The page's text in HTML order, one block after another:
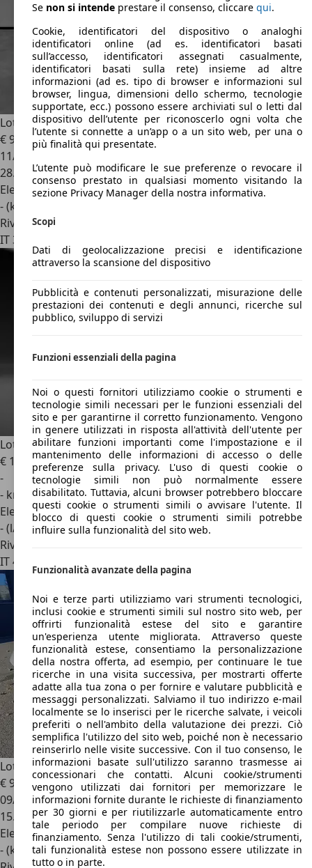
Lotus EletreR
€ 97.4001
11/2024
28.245 km
Elettrica
- (kWh/100 km)
Rivenditore
IT 38121
Lotus EletreX 2.0 H550
€ 121.0501
-
- km
Elettrica/Benzina
- (l/100 km)
Rivenditore
IT 41122
Modena
Lotus EletreEletre S
€ 91.0001
09/2025
15.000 km
Elettrica
- (kWh/100 km)
Se non si intende prestare il consenso, cliccare qui.
Cookie, identificatori del dispositivo o analoghi
identificatori online (ad es. identificatori basati
sull’accesso, identificatori assegnati casualmente,
identificatori basati sulla rete) insieme ad altre
informazioni (ad es. tipo di browser e informazioni sul
browser, lingua, dimensioni dello schermo, tecnologie
supportate, ecc.) possono essere archiviati sul o letti dal
dispositivo dell’utente per riconoscerlo ogni volta che
l’utente si connette a un’app o a un sito web, per una o
più finalità qui presentate.
L’utente può modificare le sue preferenze o revocare il
consenso prestato in qualsiasi momento visitando la
sezione Privacy Manager della nostra informativa.
Scopi
Dati di geolocalizzazione precisi e identificazione
attraverso la scansione del dispositivo
Pubblicità e contenuti personalizzati, misurazione delle
prestazioni dei contenuti e degli annunci, ricerche sul
pubblico, sviluppo di servizi
Funzioni essenziali della pagina
Noi o questi fornitori utilizziamo cookie o strumenti e
tecnologie simili necessari per le funzioni essenziali del
sito e per garantirne il corretto funzionamento. Vengono
in genere utilizzati in risposta all'attività dell'utente per
abilitare funzioni importanti come l'impostazione e il
mantenimento delle informazioni di accesso o delle
preferenze sulla privacy. L'uso di questi cookie o
tecnologie simili non può normalmente essere
disabilitato. Tuttavia, alcuni browser potrebbero bloccare
questi cookie o strumenti simili o avvisare l'utente. Il
blocco di questi cookie o strumenti simili potrebbe
influire sulla funzionalità del sito web.
Funzionalità avanzate della pagina
Noi e terze parti utilizziamo vari strumenti tecnologici,
inclusi cookie e strumenti simili sul nostro sito web, per
offrirti funzionalità estese del sito e garantire
un'esperienza utente migliorata. Attraverso queste
funzionalità estese, consentiamo la personalizzazione
della nostra offerta, ad esempio, per continuare le tue
ricerche in una visita successiva, per mostrarti offerte
adatte alla tua zona o per fornire e valutare pubblicità e
messaggi personalizzati. Salviamo il tuo indirizzo e-mail
localmente se lo inserisci per le ricerche salvate, i veicoli
preferiti o nell'ambito della valutazione dei prezzi. Ciò
semplifica l'utilizzo del sito web, poiché non è necessario
reinserirlo nelle visite successive. Con il tuo consenso, le
informazioni basate sull'utilizzo saranno trasmesse ai
concessionari che contatti. Alcuni cookie/strumenti
vengono utilizzati dai fornitori per memorizzare le
informazioni fornite durante le richieste di finanziamento
per 30 giorni e per riutilizzarle automaticamente entro
tale periodo per compilare nuove richieste di
finanziamento. Senza l'utilizzo di tali cookie/strumenti,
tali funzionalità estese non possono essere utilizzate in
tutto o in parte.